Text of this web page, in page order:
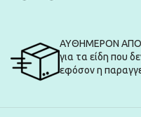
ΑΥΘΗΜΕΡΟΝ
για τα είδη που
εφόσον η